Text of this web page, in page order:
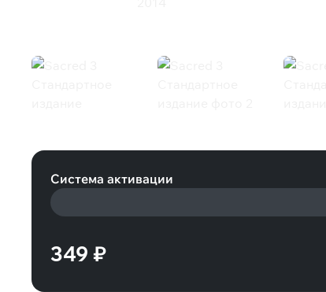
Система активации
349 ₽